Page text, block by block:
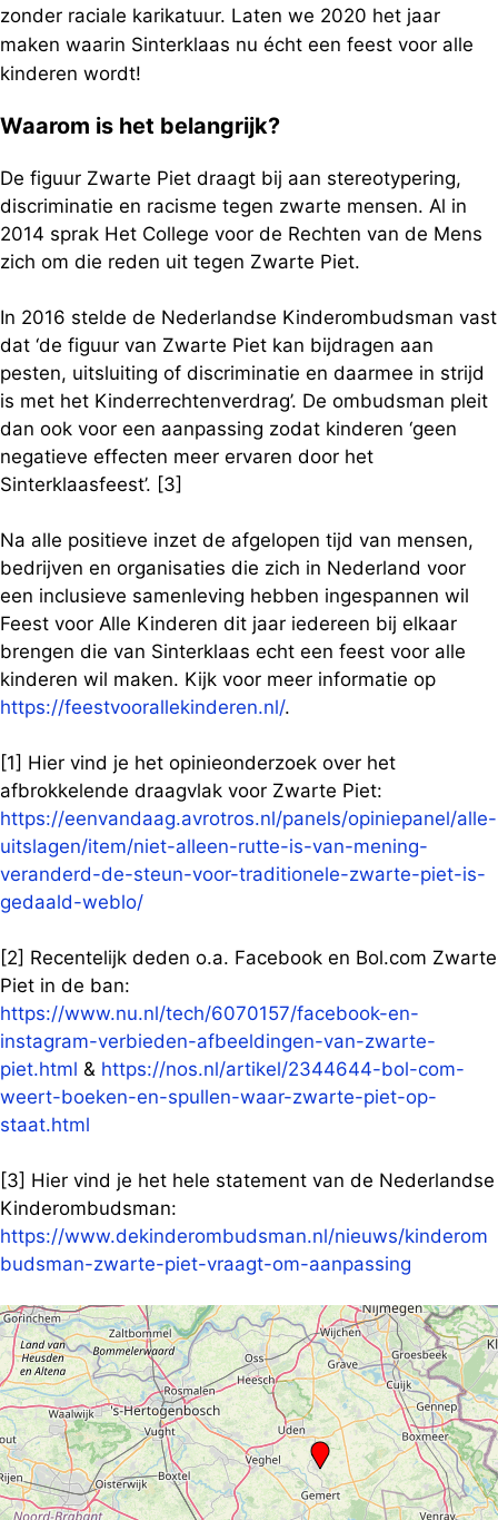
zonder raciale karikatuur. Laten we 2020 het jaar
maken waarin Sinterklaas nu écht een feest voor alle
kinderen wordt!
Waarom is het belangrijk?
De figuur Zwarte Piet draagt bij aan stereotypering,
discriminatie en racisme tegen zwarte mensen. Al in
2014 sprak Het College voor de Rechten van de Mens
zich om die reden uit tegen Zwarte Piet.
In 2016 stelde de Nederlandse Kinderombudsman vast
dat ‘de figuur van Zwarte Piet kan bijdragen aan
pesten, uitsluiting of discriminatie en daarmee in strijd
is met het Kinderrechtenverdrag’. De ombudsman pleit
dan ook voor een aanpassing zodat kinderen ‘geen
negatieve effecten meer ervaren door het
Sinterklaasfeest’. [3]
Na alle positieve inzet de afgelopen tijd van mensen,
bedrijven en organisaties die zich in Nederland voor
een inclusieve samenleving hebben ingespannen wil
Feest voor Alle Kinderen dit jaar iedereen bij elkaar
brengen die van Sinterklaas echt een feest voor alle
kinderen wil maken. Kijk voor meer informatie op
https://feestvoorallekinderen.nl/.
[1] Hier vind je het opinieonderzoek over het
afbrokkelende draagvlak voor Zwarte Piet:
https://eenvandaag.avrotros.nl/panels/opiniepanel/alle-
uitslagen/item/niet-alleen-rutte-is-van-mening-
veranderd-de-steun-voor-traditionele-zwarte-piet-is-
gedaald-weblo/
[2] Recentelijk deden o.a. Facebook en Bol.com Zwarte
Piet in de ban:
https://www.nu.nl/tech/6070157/facebook-en-
instagram-verbieden-afbeeldingen-van-zwarte-
piet.html & https://nos.nl/artikel/2344644-bol-com-
weert-boeken-en-spullen-waar-zwarte-piet-op-
staat.html
[3] Hier vind je het hele statement van de Nederlandse
Kinderombudsman:
https://www.dekinderombudsman.nl/nieuws/kinderom
budsman-zwarte-piet-vraagt-om-aanpassing